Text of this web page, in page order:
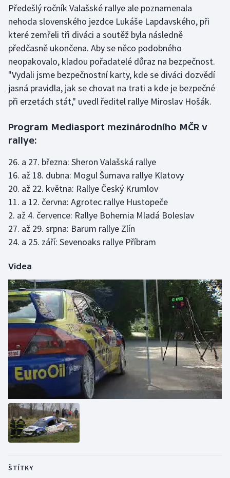
Stolní tenis
Triatlon
Veslování
Vodní slalom
Volejbal
Ostatní
Předešlý ročník Valašské rallye ale poznamenala
nehoda slovenského jezdce Lukáše Lapdavského, při
které zemřeli tři diváci a soutěž byla následně
předčasně ukončena. Aby se něco podobného
neopakovalo, kladou pořadatelé důraz na bezpečnost.
"Vydali jsme bezpečnostní karty, kde se diváci dozvědí
jasná pravidla, jak se chovat na trati a kde je bezpečné
při erzetách stát," uvedl ředitel rallye Miroslav Hošák.
Program Mediasport mezinárodního MČR v
rallye:
26. a 27. března: Sheron Valašská rallye
16. až 18. dubna: Mogul Šumava rallye Klatovy
20. až 22. května: Rallye Český Krumlov
11. a 12. června: Agrotec rallye Hustopeče
2. až 4. července: Rallye Bohemia Mladá Boleslav
27. až 29. srpna: Barum rallye Zlín
24. a 25. září: Sevenoaks rallye Příbram
Videa
ŠTÍTKY